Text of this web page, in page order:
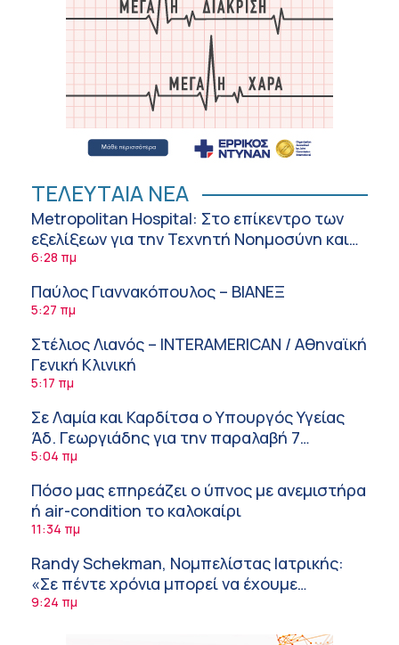
ΤΕΛΕΥΤΑΙΑ ΝΕΑ
Metropolitan Hospital: Στο επίκεντρο των
εξελίξεων για την Τεχνητή Νοημοσύνη και
την Ογκολογία
6:28 πμ
Παύλος Γιαννακόπουλος – ΒΙΑΝΕΞ
5:27 πμ
Στέλιος Λιανός – INTERAMERICAN / Αθηναϊκή
Γενική Κλινική
5:17 πμ
Σε Λαμία και Καρδίτσα ο Υπουργός Υγείας
Άδ. Γεωργιάδης για την παραλαβή 7
ασθενοφόρων του ΕΚΑΒ και τα εγκαίνια του
ΚΥ Σοφάδων
5:04 πμ
Πόσο μας επηρεάζει ο ύπνος με ανεμιστήρα
ή air-condition το καλοκαίρι
11:34 πμ
Randy Schekman, Νομπελίστας Ιατρικής:
«Σε πέντε χρόνια μπορεί να έχουμε
θεραπεία που αναστέλλει την εξέλιξη του
9:24 πμ
Αντώνης Βουκλαρής – «ΕΡΡΙΚΟΣ ΝΤΥΝΑΝ»